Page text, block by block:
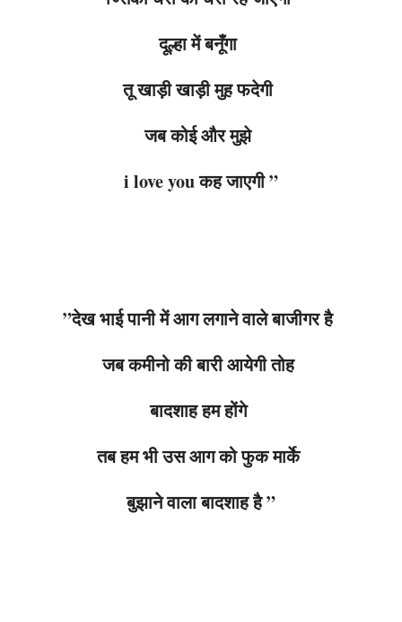
दूल्हा में बनूँगा
तू खाड़ी खाड़ी मुह फदेगी
जब कोई और मुझे
i love you कह जाएगी ”
”देख भाई पानी में आग लगाने वाले बाजीगर है
जब कमीनो की बारी आयेगी तोह
बादशाह हम होंगे
तब हम भी उस आग को फुक मार्के
बुझाने वाला बादशाह है ”